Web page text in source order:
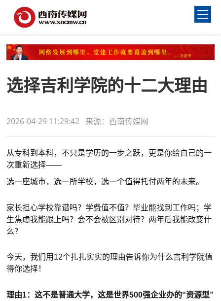
选择吉利学院的十二大理由
2026-04-29 11:29:42 来源：西南传媒网
从专科到本科，不只是学历的一步之跃，更是你给自己的一
次重新选择——
选一座城市，选一所学校，选一个值得托付两年的未来。
家长担心学校靠谱吗？学费值不值？毕业能找到工作吗；学
生焦虑我能跟上吗？会不会被区别对待？两年后我能改变什
么？
今天，我们用12个扎扎实实的理由告诉你为什么吉利学院值
得你选择！
理由1：这不是普通大学，这是世界500强企业办的“资源型”